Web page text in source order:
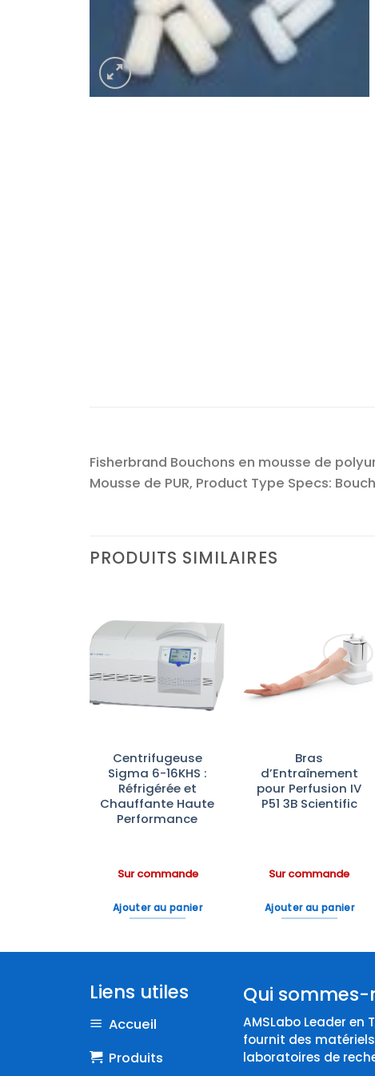
Fisherbrand Bouchons en mousse de
Mousse de PUR, Product Type Specs:
PRODUITS SIMILAIRES
Ajouter
d’envies
Centrifugeuse
Sigma 6-16KHS :
Réfrigérée et
Chauffante Haute
Performance
Sur commande
Ajouter au panier
Ajouter
à la liste
d’envies
Bras
d’Entraînement
pour Perfusion IV
P51 3B Scientific
Sur commande
Ajouter au panier
Liens utiles
Accueil
Produits
Qui sommes-
AMSLabo Leader en
fournit des
laboratoires de